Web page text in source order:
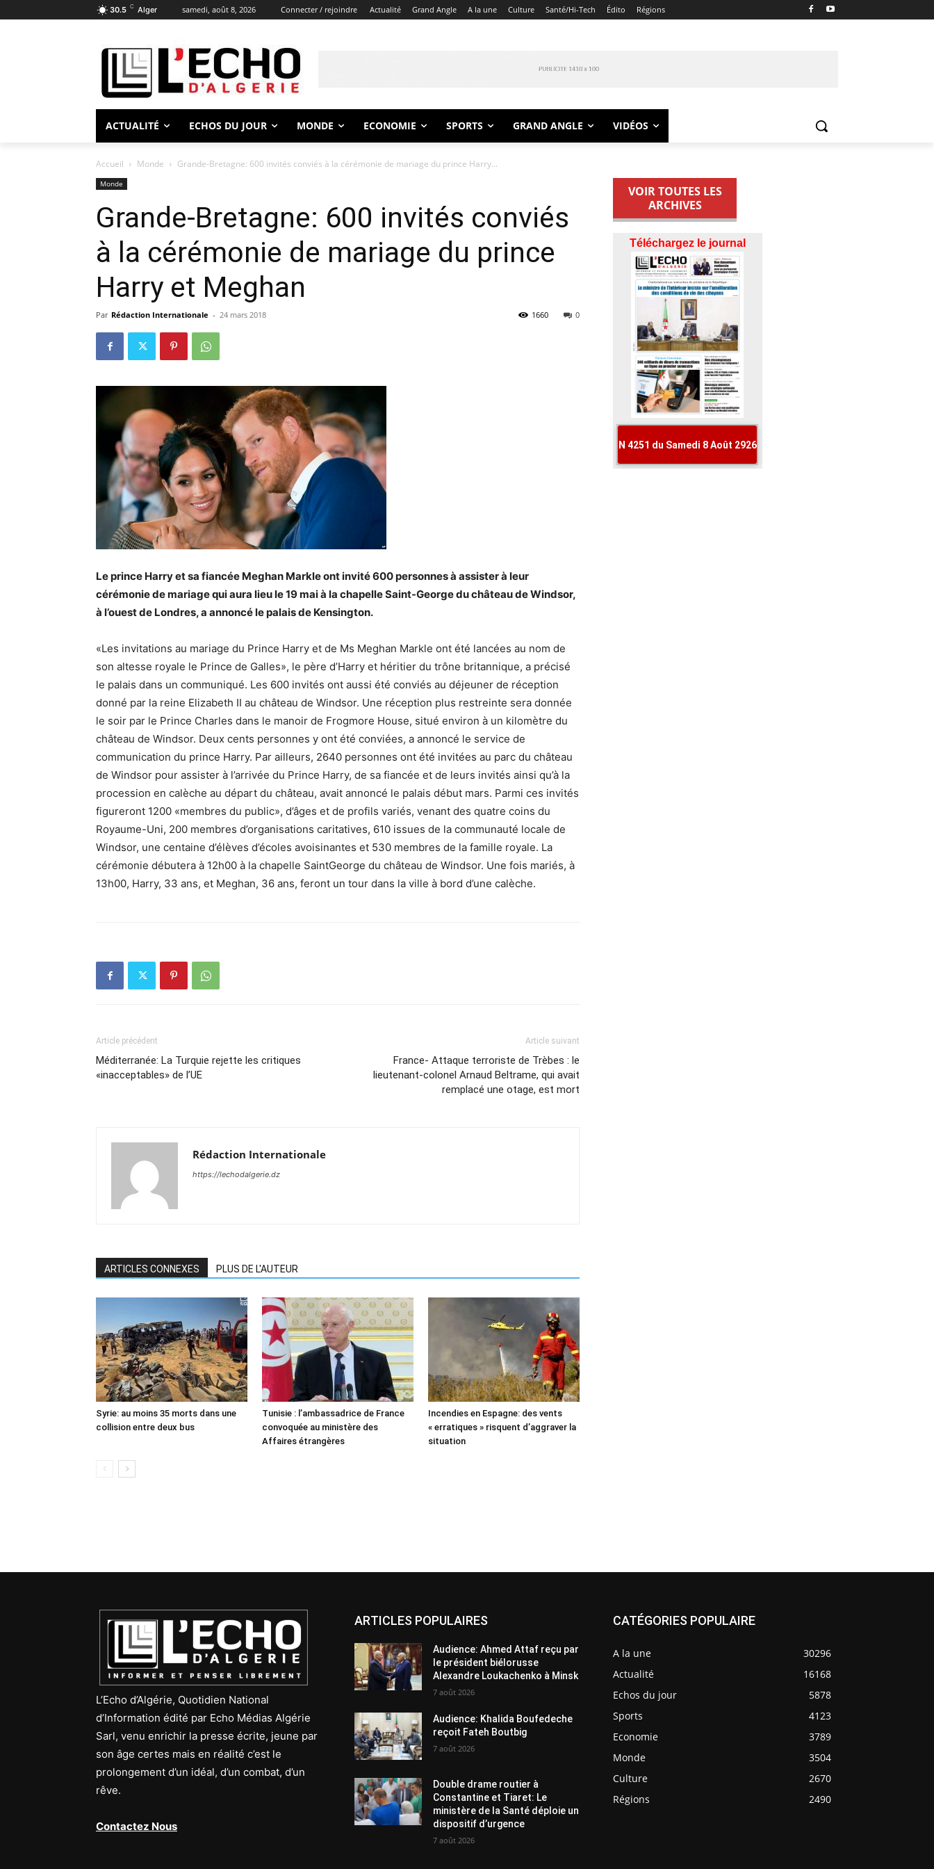
30.5 C Alger samedi, août 8, 2026 Connecter / rejoindre Actualité Grand Angle A la une Culture Santé/Hi-Tech Édito Régions
ACTUALITÉ ECHOS DU JOUR MONDE ECONOMIE SPORTS GRAND ANGLE VIDÉOS
Accueil Monde Grande-Bretagne: 600 invités conviés à la cérémonie de mariage du prince Harry...
Monde
Grande-Bretagne: 600 invités conviés
à la cérémonie de mariage du prince
Harry et Meghan
Par Rédaction Internationale - 24 mars 2018 0
1660
Le prince Harry et sa fiancée Meghan Markle ont invité 600 personnes à assister à leur
cérémonie de mariage qui aura lieu le 19 mai à la chapelle Saint-George du château de Windsor,
à l’ouest de Londres, a annoncé le palais de Kensington.
«Les invitations au mariage du Prince Harry et de Ms Meghan Markle ont été lancées au nom de
son altesse royale le Prince de Galles», le père d’Harry et héritier du trône britannique, a précisé
le palais dans un communiqué. Les 600 invités ont aussi été conviés au déjeuner de réception
donné par la reine Elizabeth II au château de Windsor. Une réception plus restreinte sera donnée
le soir par le Prince Charles dans le manoir de Frogmore House, situé environ à un kilomètre du
château de Windsor. Deux cents personnes y ont été conviées, a annoncé le service de
communication du prince Harry. Par ailleurs, 2640 personnes ont été invitées au parc du château
de Windsor pour assister à l’arrivée du Prince Harry, de sa fiancée et de leurs invités ainsi qu’à la
procession en calèche au départ du château, avait annoncé le palais début mars. Parmi ces invités
figureront 1200 «membres du public», d’âges et de profils variés, venant des quatre coins du
Royaume-Uni, 200 membres d’organisations caritatives, 610 issues de la communauté locale de
Windsor, une centaine d’élèves d’écoles avoisinantes et 530 membres de la famille royale. La
cérémonie débutera à 12h00 à la chapelle SaintGeorge du château de Windsor. Une fois mariés, à
13h00, Harry, 33 ans, et Meghan, 36 ans, feront un tour dans la ville à bord d’une calèche.
Article précédent
Méditerranée: La Turquie rejette les critiques
«inacceptables» de l’UE
Article suivant
France- Attaque terroriste de Trèbes : le
lieutenant-colonel Arnaud Beltrame, qui avait
remplacé une otage, est mort
Rédaction Internationale
https://lechodalgerie.dz
ARTICLES CONNEXES PLUS DE L'AUTEUR
Syrie: au moins 35 morts dans une
collision entre deux bus
Tunisie : l’ambassadrice de France
convoquée au ministère des
Affaires étrangères
Incendies en Espagne: des vents
« erratiques » risquent d’aggraver la
situation
VOIR TOUTES LES
ARCHIVES
L’Echo d’Algérie, Quotidien National
d’Information édité par Echo Médias Algérie
Sarl, venu enrichir la presse écrite, jeune par
son âge certes mais en réalité c’est le
prolongement d’un idéal, d’un combat, d’un
rêve.
Contactez Nous
ARTICLES POPULAIRES
Audience: Ahmed Attaf reçu par
le président biélorusse
Alexandre Loukachenko à Minsk
7 août 2026
Audience: Khalida Boufedeche
reçoit Fateh Boutbig
7 août 2026
Double drame routier à
Constantine et Tiaret: Le
ministère de la Santé déploie un
dispositif d’urgence
7 août 2026
CATÉGORIES POPULAIRE
A la une
30296
Actualité
16168
Echos du jour
5878
Sports
4123
Economie
3789
Monde
3504
Culture
2670
Régions
2490